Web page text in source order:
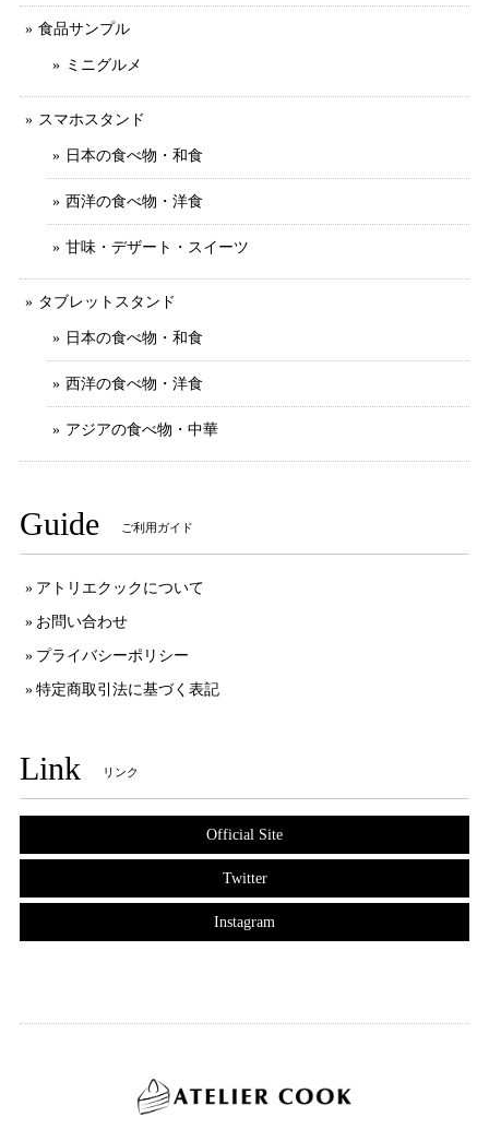
食品サンプル
ミニグルメ
スマホスタンド
日本の食べ物・和食
西洋の食べ物・洋食
甘味・デザート・スイーツ
タブレットスタンド
日本の食べ物・和食
西洋の食べ物・洋食
アジアの食べ物・中華
Guide ご利用ガイド
アトリエクックについて
お問い合わせ
プライバシーポリシー
特定商取引法に基づく表記
Link リンク
Official Site
Twitter
Instagram